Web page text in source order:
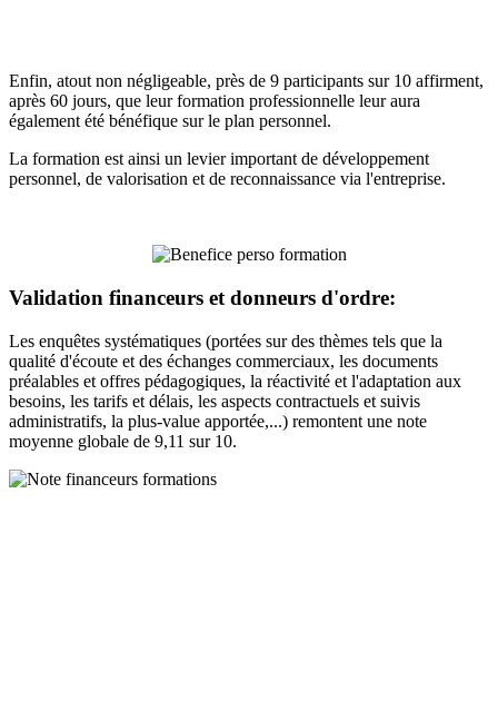
Enfin, atout non négligeable, près de 9 participants sur 10 affirment,
après 60 jours, que leur formation professionnelle leur aura
également été bénéfique sur le plan personnel.
La formation est ainsi un levier important de développement
personnel, de valorisation et de reconnaissance via l'entreprise.
Validation financeurs et donneurs d'ordre:
Les enquêtes systématiques (portées sur des thèmes tels que la
qualité d'écoute et des échanges commerciaux, les documents
préalables et offres pédagogiques, la réactivité et l'adaptation aux
besoins, les tarifs et délais, les aspects contractuels et suivis
administratifs, la plus-value apportée,...) remontent une note
moyenne globale de 9,11 sur 10.